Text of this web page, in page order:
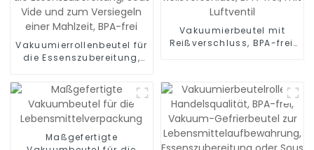
Vakuumierrollenbeutel für
die Essenszubereitung,
Versiegeln einer Mahlzeit,
BPA-frei
Vakuumierbeutel mit
Reißverschluss, BPA-frei,
Maßgefertigte